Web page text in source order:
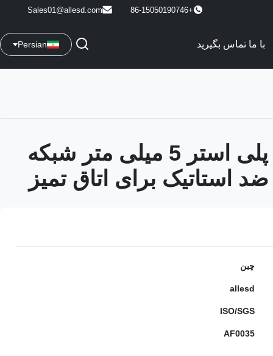
+86-15050190746
Sales01@allesd.com
با ما تماس بگیرید Persian
الیاف کربن پلی استر 5 میلی متر شبکه
چین
allesd
ISO/SGS
AF0035